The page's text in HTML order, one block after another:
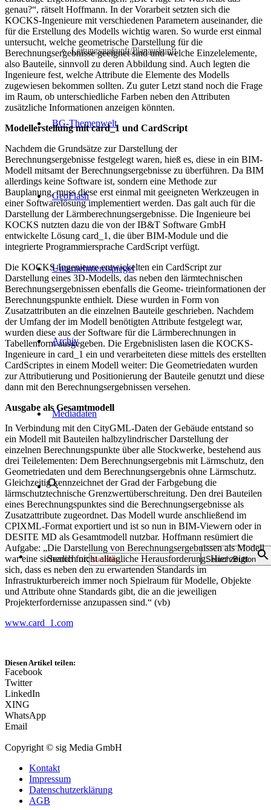
Leitungsauskunft/Planauskunft
BG-Themenwelt
GeoFlash
Unternehmensspiegel
Archiv
Mediadaten
Search for: Search Button
genau?“, rätselt Hoffmann. In der Vorarbeit setzten sich die
KOCKS-Ingenieure mit verschiedenen Parametern auseinander, die
für die Erstellung des Modells wichtig waren. So wurde erst einmal
untersucht, welche geometrische Darstellung für die
Berechnungsergebnisse geeignet sind und welche Einzelelemente,
also Bauteile, sinnvoll zu deren Abbildung sind. Auch legten die
Ingenieure fest, welche Attribute die Elemente des Modells
zugewiesen bekommen sollten. Zu guter Letzt stand noch die Frage
im Raum, ob unterschiedliche Farben neben den Attributen
zusätzliche Informationen anzeigen könnten.
Modellerstellung mit card_1 und CardScript
Nachdem die Grundsätze zur Darstellung der
Berechnungsergebnisse festgelegt waren, hieß es, diese in ein BIM-
Modell mitsamt der Berechnungsergebnisse zu überführen. Da BIM
allerdings keine Software ist, sondern eine Methode zur
Bauplanung, muss diese erst einmal mit geeigneten Werkzeugen in
einer Softwarelösung implementiert werden. Das galt auch für die
Darstellung der Lärmberechnungsergebnisse. Die Ingenieure bei
KOCKS nutzten dazu die von der IB&T Software GmbH
entwickelte Lösung card_1, die über BIM-Module und die
integrierte Programmiersprache CardScript verfügt.
Die KOCKS-Ingenieure entwickelten ein CardScript zur
Darstellung eines 3D-Modells, das neben den lärmtechnischen
Berechnungsergebnissen ebenfalls die Geome- trieinformationen der
Berechnungspunkte enthielt. Diese wurden in Form von
Zusatzattributen an die einzelnen Bauteile geschrieben. Nachdem
der Umfang der im Modell benötigten Attribute festgelegt war,
wurden diese aus der Software für die Lärmberechnungen in
Tabellenform ausgegeben. Die Ergebnislisten lasen die KOCKS-
Ingenieure in card_1 ein und verarbeiteten diese mittels des erstellten
CardScriptes in einem Modell weiter: Die Geometriedaten wurden
zur Attributierung und Positionierung der Bauteile genutzt und diese
dann mit den Berechnungsergebnissen versehen.
Ausgabe als Gesamtmodell
In Verbindung mit den CityGML-Daten der Gebäude entstand so
ein Modell mit Bauteilen halbzylindrischer Darstellung der
einzelnen Berechnungspunkte über alle Stockwerke, bestehend aus
drei Teilelementen: Dem Berechnungsergebnis mit Lärmschutz, den
Geometriedaten und dem Berechnungsergebnis ohne Lärmschutz.
Gleichzeitig kennzeichnet der Grad der Farbgebung die
lärmschutztechnische Grenzwertüberschreitung. Den drei Bauteilen
eines Berechnungspunktes sind die Berechnungsergebnisse als
Zusatzattribute zugeordnet. Das Modell wurde anschließend im
CPIXML-Format exportiert und ist so nun in BIM-Viewern oder in
DESITE MD als Gesamtmodell nutzbar. Hoffmann resümiert die
Aufgabe: „Die Darstellung von Berechnungsergebnissen als Modell
war eine sicherlich nicht alltägliche Herausforderung. Hier zeigt
sich, dass es neben den zu erwartenden Standards im
Infrastrukturbereich immer noch Spielraum für Modelle, Objekte
und Attribute ohne Standards gibt, die an die jeweiligen
Projekterfordernisse anzupassen sind.“ (vb)
www.card_1.com
Diesen Artikel teilen:
Facebook
Twitter
LinkedIn
XING
WhatsApp
Email
Copyright © sig Media GmbH
Kontakt
Impressum
Datenschutzerklärung
AGB